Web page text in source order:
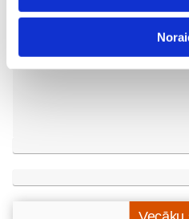
31. Jul 09:45